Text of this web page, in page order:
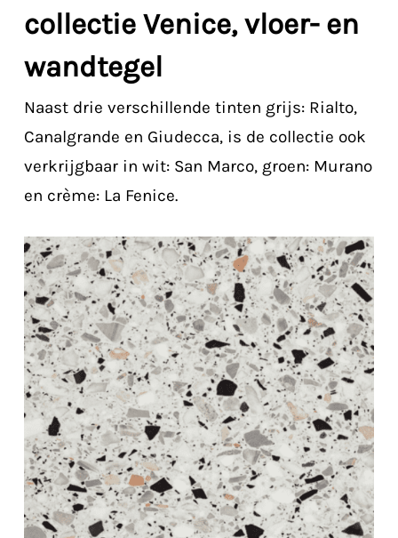
collectie Venice, vloer- en
wandtegel
Naast drie verschillende tinten grijs: Rialto,
Canalgrande en Giudecca, is de collectie ook
verkrijgbaar in wit: San Marco, groen: Murano
en crème: La Fenice.